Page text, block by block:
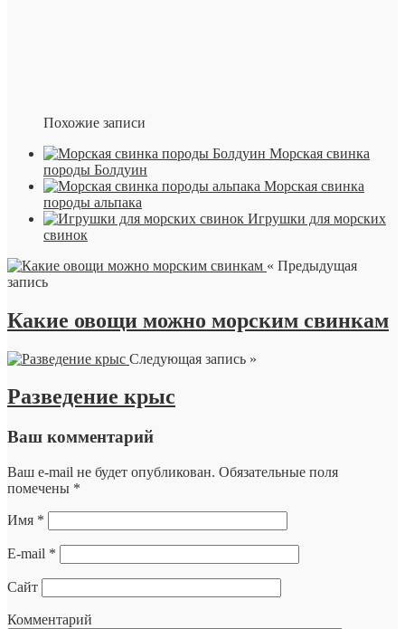
Похожие записи
Морская свинка
породы Болдуин
Морская свинка
породы альпака
Игрушки для морских
свинок
« Предыдущая
запись
Какие овощи можно морским свинкам
Следующая запись »
Разведение крыс
Ваш комментарий
Ваш e-mail не будет опубликован. Обязательные поля
помечены *
Имя *
E-mail *
Сайт
Комментарий